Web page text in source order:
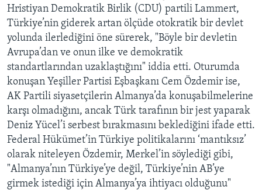
Hristiyan Demokratik Birlik (CDU) partili Lammert,
Türkiye’nin giderek artan ölçüde otokratik bir devlet
yolunda ilerlediğini öne sürerek, "Böyle bir devletin
Avrupa’dan ve onun ilke ve demokratik
standartlarından uzaklaştığını" iddia etti. Oturumda
konuşan Yeşiller Partisi Eşbaşkanı Cem Özdemir ise,
AK Partili siyasetçilerin Almanya’da konuşabilmelerine
karşı olmadığını, ancak Türk tarafının bir jest yaparak
Deniz Yücel’i serbest bırakmasını beklediğini ifade etti.
Federal Hükümet’in Türkiye politikalarını ‘mantıksız’
olarak niteleyen Özdemir, Merkel’in söylediği gibi,
"Almanya’nın Türkiye’ye değil, Türkiye’nin AB’ye
girmek istediği için Almanya’ya ihtiyacı olduğunu"